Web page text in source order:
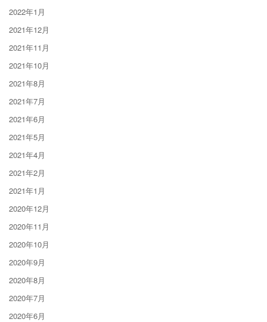
2022年1月
2021年12月
2021年11月
2021年10月
2021年8月
2021年7月
2021年6月
2021年5月
2021年4月
2021年2月
2021年1月
2020年12月
2020年11月
2020年10月
2020年9月
2020年8月
2020年7月
2020年6月